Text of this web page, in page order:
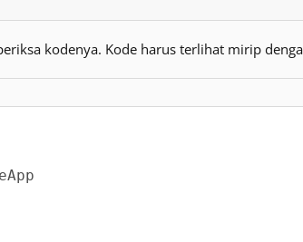
kodenya. Kode harus terlihat mirip